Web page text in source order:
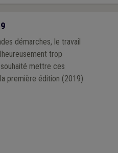
démarches, le travail
trop
mettre ces
première édition (2019)